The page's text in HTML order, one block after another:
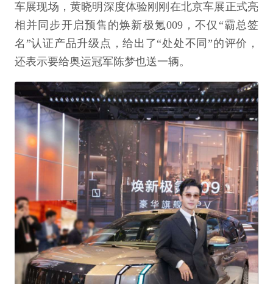
车展现场，黄晓明深度体验刚刚在北京车展正式亮
相并同步开启预售的焕新极氪009，不仅“霸总签
名”认证产品升级点，给出了“处处不同”的评价，
还表示要给奥运冠军陈梦也送一辆。